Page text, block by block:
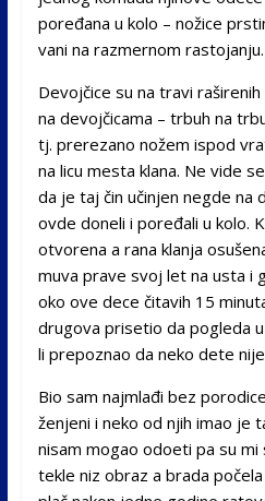
poređana u kolo – nožice
vani na razmernom rastojanju.
Devojčice su na travi raširenih
na devojčicama – trbuh na
tj. prerezano nožem ispod
na licu mesta klana. Ne vide
da je taj čin učinjen negde na
ovde doneli i poređali u kolo.
otvorena a rana klanja
muva prave svoj let na usta i
oko ove dece čitavih 15
drugova prisetio da pogleda
li prepoznao da neko dete
Bio sam najmlađi bez
ženjeni i neko od njih imao je
nisam mogao odoeti pa su
tekle niz obraz a brada